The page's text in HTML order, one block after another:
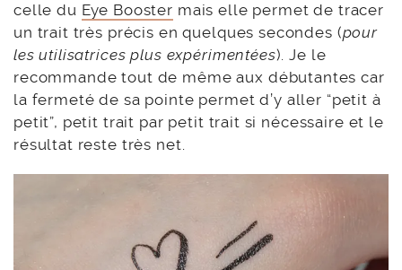
celle du Eye Booster mais elle permet de tracer
un trait très précis en quelques secondes (pour
les utilisatrices plus expérimentées). Je le
recommande tout de même aux débutantes car
la fermeté de sa pointe permet d’y aller “petit à
petit”, petit trait par petit trait si nécessaire et le
résultat reste très net.